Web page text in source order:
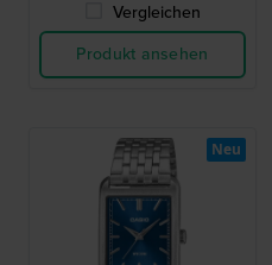
Vergleichen
Produkt ansehen
Neu